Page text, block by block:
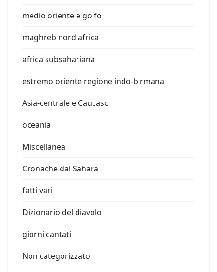
medio oriente e golfo
maghreb nord africa
africa subsahariana
estremo oriente regione indo-birmana
Asia-centrale e Caucaso
oceania
Miscellanea
Cronache dal Sahara
fatti vari
Dizionario del diavolo
giorni cantati
Non categorizzato